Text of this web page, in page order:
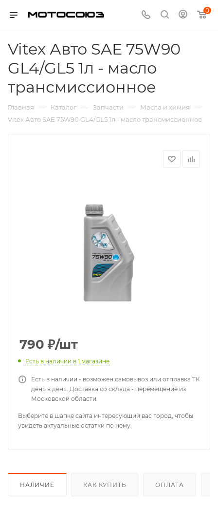
0
Vitex Авто SAE 75W90
GL4/GL5 1л - масло
трансмиссионное
Главная — Каталог — Запчасти — Масла и химия —
Vitex Авто SAE 75W90 GL4/GL5 1л - масло трансмиссионное
790 ₽/шт
Есть в наличии в 1 магазине
Есть в наличии - возможен самовывоз или отправка ТК
день в день. Доставка со склада - перемещение из
Московской области.
Выберите в шапке сайта интересующий вас город, чтобы
увидеть актуальные остатки по нему.
НАЛИЧИЕ КАК КУПИТЬ ОПЛАТА